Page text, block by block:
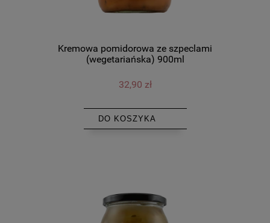
Kremowa pomidorowa ze szpeclami
(wegetariańska) 900ml
32,90 zł
DO KOSZYKA